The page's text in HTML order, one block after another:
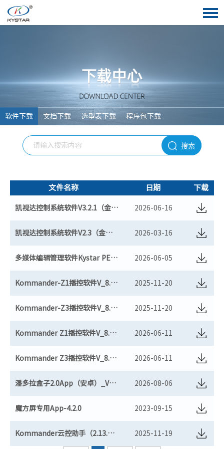
软件下载 文档下载 选型表下载 程序包下载
搜索
文件名称 日期 下载
凯视达控制系统软件V3.2.1（金卡+黑卡+二合一）（最新版） 2026-06-16
凯视达控制系统软件V2.3（金卡+黑卡+二合一）（历史版本） 2026-03-16
多媒体编辑管理软件Kystar PE_V1.5.55 2026-06-05
Kommander-Z1播控软件V_8.2.11（适用于win7） 2025-11-20
Kommander-Z3播控软件V_8.2.11（适用于win7） 2025-11-20
Kommander Z1播控软件V_8.2.92 2026-06-11
Kommander Z3播控软件V_8.2.92 2026-06-11
潘多拉盒子2.0App（安卓）_V1.0.225 2026-08-06
魔方屏专用App-4.2.0 2023-09-15
Kommander云控助手（2.13.409），支持Z3/Z4/F2/KS920Plus/KS9X8/KS9000/KS9800/KE 2025-11-19